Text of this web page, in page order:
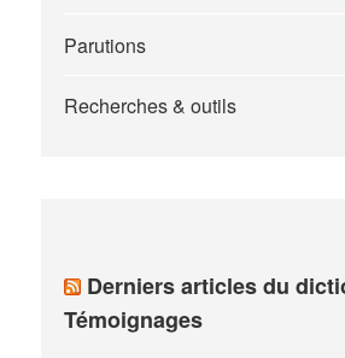
Parutions
Recherches & outils
Derniers articles du
Témoignages